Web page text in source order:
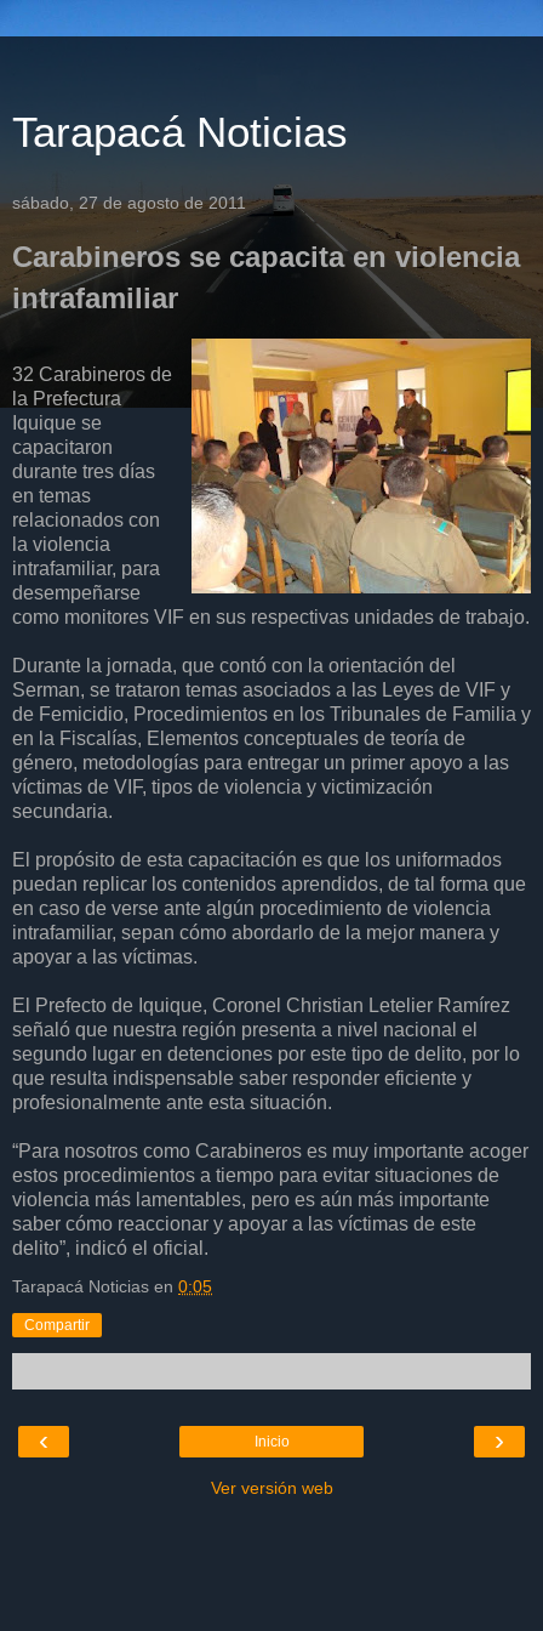
Tarapacá Noticias
sábado, 27 de agosto de 2011
Carabineros se capacita en violencia
intrafamiliar
32 Carabineros de
la Prefectura
Iquique se
capacitaron
durante tres días
en temas
relacionados con
la violencia
intrafamiliar, para
desempeñarse
como monitores VIF en sus respectivas unidades de trabajo.
Durante la jornada, que contó con la orientación del
Serman, se trataron temas asociados a las Leyes de VIF y
de Femicidio, Procedimientos en los Tribunales de Familia y
en la Fiscalías, Elementos conceptuales de teoría de
género, metodologías para entregar un primer apoyo a las
víctimas de VIF, tipos de violencia y victimización
secundaria.
El propósito de esta capacitación es que los uniformados
puedan replicar los contenidos aprendidos, de tal forma que
en caso de verse ante algún procedimiento de violencia
intrafamiliar, sepan cómo abordarlo de la mejor manera y
apoyar a las víctimas.
El Prefecto de Iquique, Coronel Christian Letelier Ramírez
señaló que nuestra región presenta a nivel nacional el
segundo lugar en detenciones por este tipo de delito, por lo
que resulta indispensable saber responder eficiente y
profesionalmente ante esta situación.
“Para nosotros como Carabineros es muy importante acoger
estos procedimientos a tiempo para evitar situaciones de
violencia más lamentables, pero es aún más importante
saber cómo reaccionar y apoyar a las víctimas de este
delito”, indicó el oficial.
Tarapacá Noticias en 0:05
Compartir
‹ ›
Inicio
Ver versión web